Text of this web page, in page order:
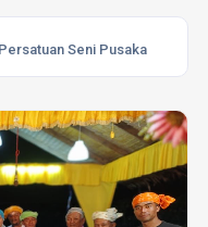
Persatuan Seni Pusaka